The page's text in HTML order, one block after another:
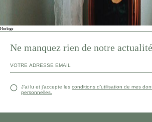
Horloge
Ne manquez rien de notre actualité
J’ai lu et j’accepte les conditions d’utilisation de mes
personnelles.